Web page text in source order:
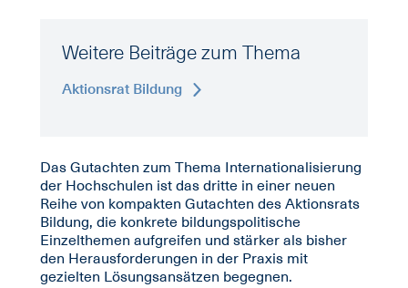
Weitere Beiträge zum Thema
Aktionsrat Bildung
Das Gutachten zum Thema Internationalisierung
der Hochschulen ist das dritte in einer neuen
Reihe von kompakten Gutachten des Aktionsrats
Bildung, die konkrete bildungspolitische
Einzelthemen aufgreifen und stärker als bisher
den Herausforderungen in der Praxis mit
gezielten Lösungsansätzen begegnen.